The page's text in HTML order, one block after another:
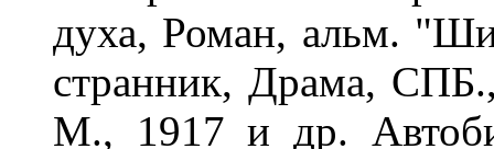
духа, Роман, альм.
странник, Драма,
М., 1917 и др.